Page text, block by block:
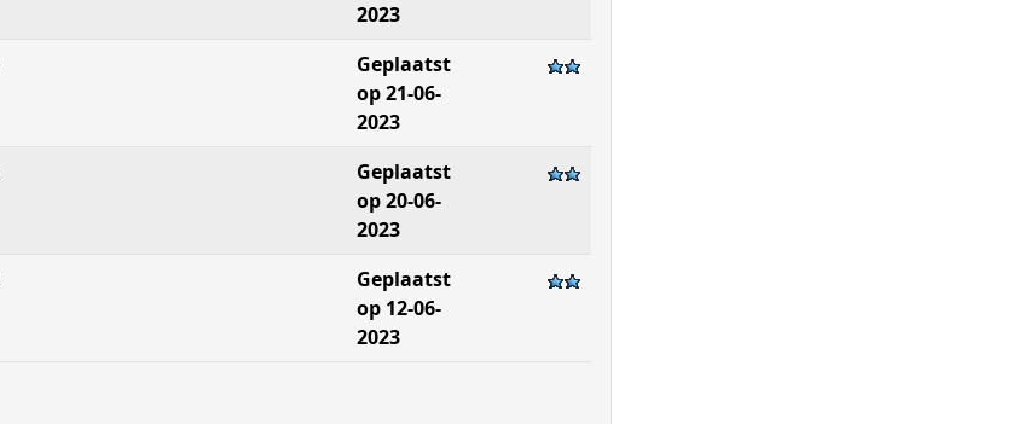
2023
Geplaatst
op 21-06-
2023
Geplaatst
op 20-06-
2023
Geplaatst
op 12-06-
2023